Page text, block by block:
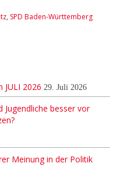
, SPD Baden-Württemberg
JULI 2026 29. Juli 2026
Jugendliche besser vor
Meinung in der Politik